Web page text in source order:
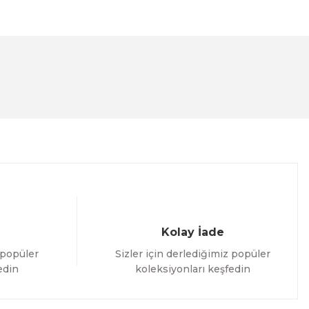
Kolay İade
Sizler için derlediğimiz popüler
koleksiyonları keşfedin